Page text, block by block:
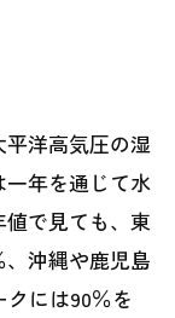
洋高気圧の湿
年を通じて水
で見ても、東
沖縄や鹿児島
には90％を